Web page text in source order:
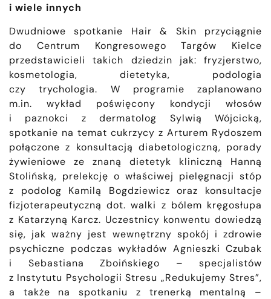
i wiele innych
Dwudniowe spotkanie Hair & Skin przyciągnie
do Centrum Kongresowego Targów Kielce
przedstawicieli takich dziedzin jak: fryzjerstwo,
kosmetologia, dietetyka, podologia
czy trychologia. W programie zaplanowano
m.in. wykład poświęcony kondycji włosów
i paznokci z dermatolog Sylwią Wójcicką,
spotkanie na temat cukrzycy z Arturem Rydoszem
połączone z konsultacją diabetologiczną, porady
żywieniowe ze znaną dietetyk kliniczną Hanną
Stolińską, prelekcję o właściwej pielęgnacji stóp
z podolog Kamilą Bogdziewicz oraz konsultacje
fizjoterapeutyczną dot. walki z bólem kręgosłupa
z Katarzyną Karcz. Uczestnicy konwentu dowiedzą
się, jak ważny jest wewnętrzny spokój i zdrowie
psychiczne podczas wykładów Agnieszki Czubak
i Sebastiana Zboińskiego – specjalistów
z Instytutu Psychologii Stresu „Redukujemy Stres”,
a także na spotkaniu z trenerką mentalną –